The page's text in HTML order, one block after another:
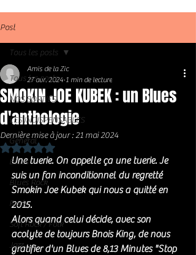
Post
Tous les posts
NOS SORTIES
LES INDISPENSABLES
Général
Blues
Blues Rock
Rock
Soft Rock / Folk
Jazz
Tous les posts
SMOKIN JOE KUBEK : un Blues
d'anthologie
Amis de la Zic
27 avr. 2024 1 min de lecture
Dernière mise à jour :21 mai 2024
Noté NaN étoiles sur 5.
Une tuerie. On appelle ça une tuerie. Je
suis un fan inconditionnel du regretté
Smokin Joe Kubek qui nous a quitté en
2015.
Alors quand celui décide, avec son
acolyte de toujours Bnois King, de nous
gratifier d'un Blues de 8,13 Minutes "Stop